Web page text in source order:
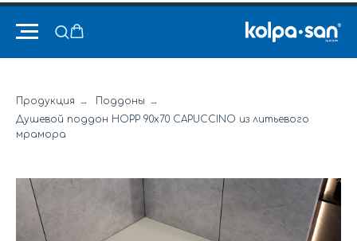
Продукция → Поддоны →
Душевой поддон HOPP 90x70 CAPUCCINO из литьевого
мрамора